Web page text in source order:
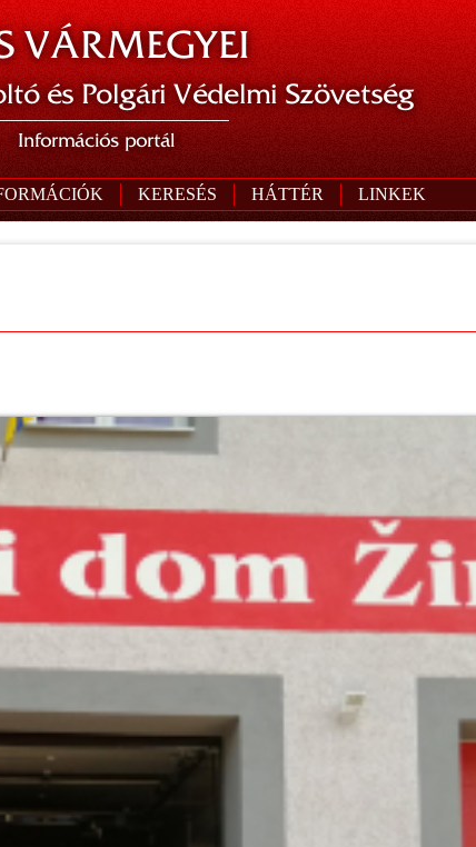
VÁRMEGYEI
és Polgári Védelmi Szövetség
Információs portál
KERESÉS HÁTTÉR LINKEK